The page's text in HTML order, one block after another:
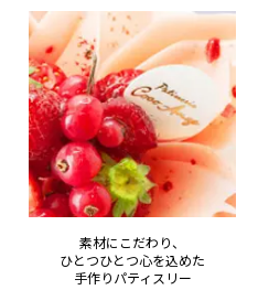
素材にこだわり、
ひとつひとつ心を込めた
手作りパティスリー